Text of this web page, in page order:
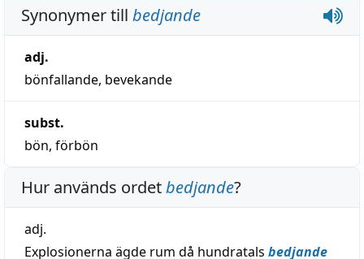
Synonymer till bedjande
adj.
bönfallande, bevekande
subst.
bön, förbön
Hur används ordetbedjande?
adj.
Explosionerna ägde rum då hundratals bedjande